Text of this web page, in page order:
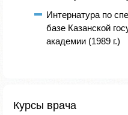
Интернатура по
базе Казанской
академии (1989 г.)
Курсы врача